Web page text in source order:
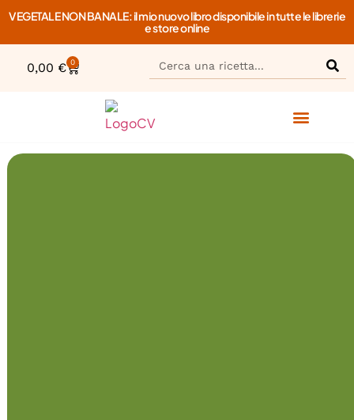
VEGETALE NON BANALE: il mio nuovo libro disponibile in tutte le librerie
e store online
0,00 € 0